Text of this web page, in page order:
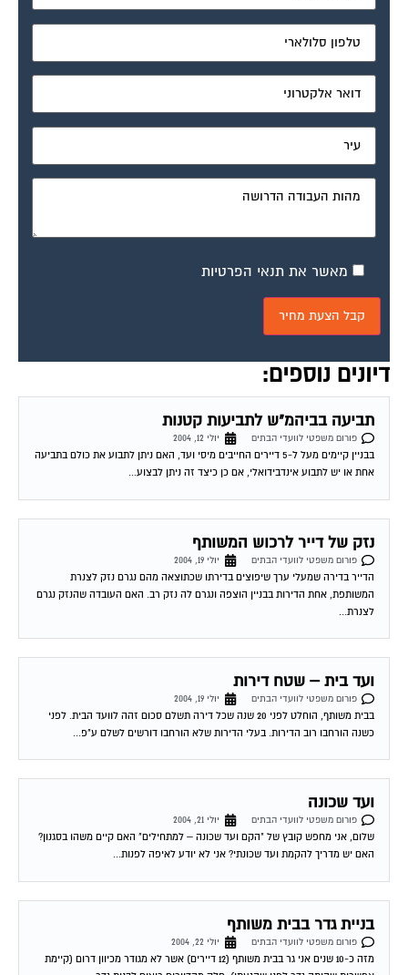
מאשר את תנאי הפרטיות
דיונים נוספים:
תביעה בביהמ"ש לתביעות קטנות
פורום משפטי לוועדי הבתים
יולי 12, 2004
בבניין קיימים מעל ל-5 דיירים החייבים מיסי ועד, האם ניתן לתבוע את כולם בתביעה
אחת או יש לתבוע אינדבידואלי, אם כן כיצד זה ניתן לבצוע...
נזק של דייר לרכוש המשותף
פורום משפטי לוועדי הבתים
יולי 19, 2004
הדייר בדירה שמעלי ערך שיפוצים בדירתו שכתוצאה מהם נגרם נזק לצנרת
המשותפת, אחת הדירות בבניין הוצפה ונגרם לה נזק רב. האם העובדה שהנזק נגרם
לצנרת...
ועד בית – שטח דירות
פורום משפטי לוועדי הבתים
יולי 19, 2004
בבית משותף, הוחלט לפני 20 שנה שכל דירה תשלם סכום זהה לוועד הבית. לפני
כשנה הורחבו רוב הדירות. בעלי הדירות שלא הורחבו דורשים לשלם ע"פ...
ועד שכונה
פורום משפטי לוועדי הבתים
יולי 21, 2004
שלום, אני מחפש קובץ של "הקם ועד שכונה – למתחילים" האם קיים משהו בסגנון?
האם יש מדריך להקמת ועד שכונתי? אני לא יודע לאיפה לפנות...
בניית גדר בבית משותף
פורום משפטי לוועדי הבתים
יולי 22, 2004
מזה כ-10 שנים אני גר בבית משותף (12 דיירים) אשר לא מגודר מכיוון דרום (קיימת